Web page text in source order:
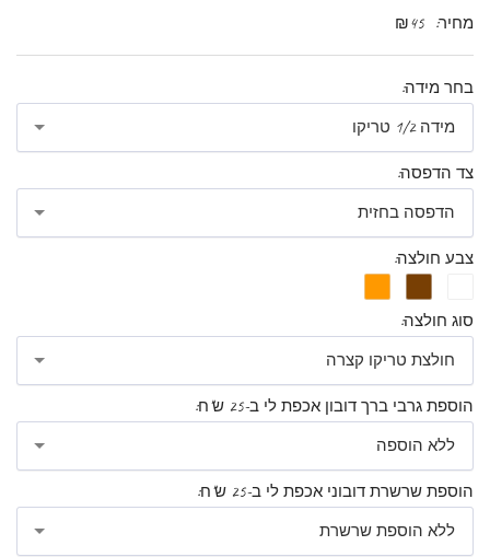
מחיר: ₪45
בחר מידה:
מידה 1/2 טריקו
צד הדפסה:
הדפסה בחזית
צבע חולצה:
סוג חולצה:
חולצת טריקו קצרה
הוספת גרבי ברך דובון אכפת לי ב-25 ש"ח:
ללא הוספה
הוספת שרשרת דובוני אכפת לי ב-25 ש"ח:
ללא הוספת שרשרת